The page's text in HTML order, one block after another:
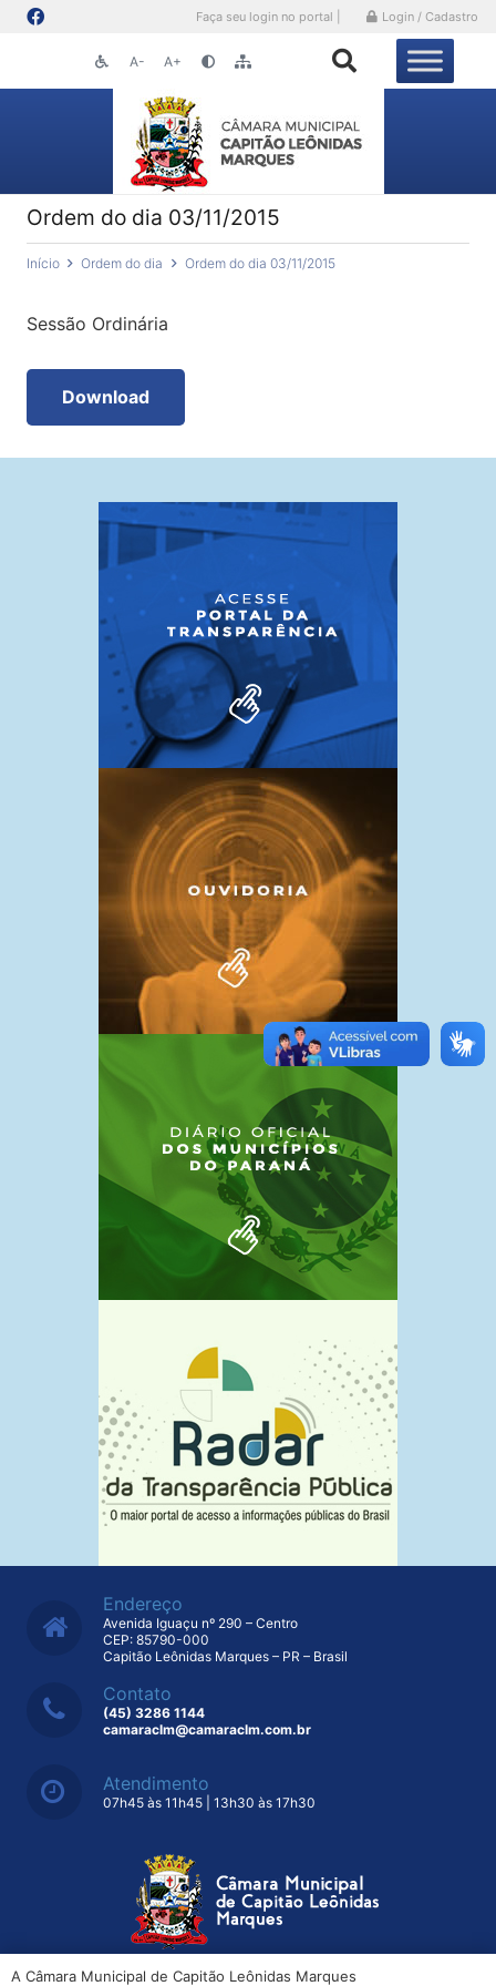
Faça seu login no portal | Login / Cadastro
A- A+
Ordem do dia 03/11/2015
Início Ordem do dia Ordem do dia 03/11/2015
Sessão Ordinária
Download
Endereço
Avenida Iguaçu nº 290 – Centro
CEP: 85790-000
Capitão Leônidas Marques – PR – Brasil
Contato
(45) 3286 1144
camaraclm@camaraclm.com.br
Atendimento
07h45 às 11h45 | 13h30 às 17h30
A Câmara Municipal de Capitão Leônidas Marques